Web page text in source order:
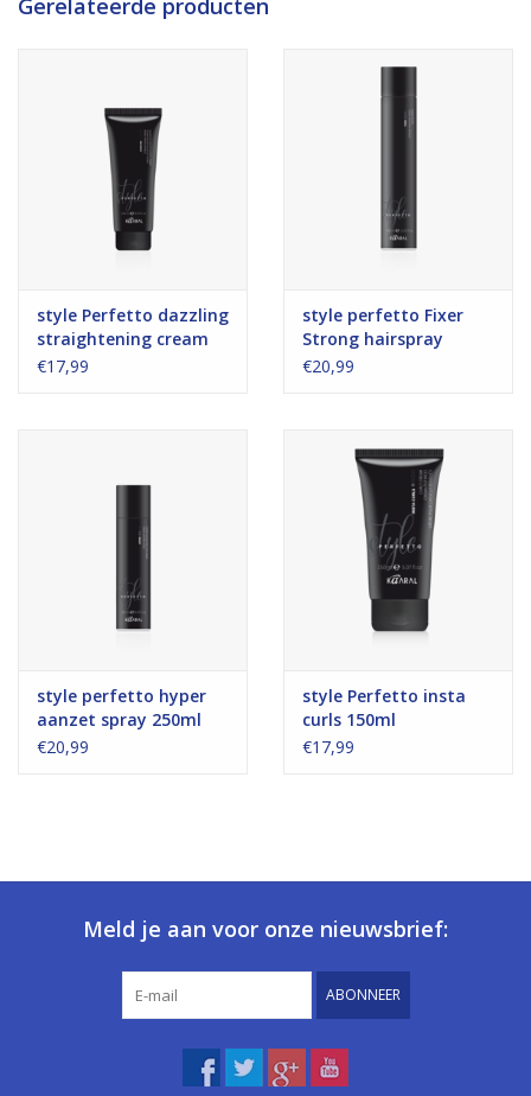
Gerelateerde producten
style Perfetto dazzling
straightening cream
250ml
€17,99
style perfetto Fixer
Strong hairspray
400ml
€20,99
style perfetto hyper
aanzet spray 250ml
€20,99
style Perfetto insta
curls 150ml
€17,99
Meld je aan voor onze nieuwsbrief:
ABONNEER